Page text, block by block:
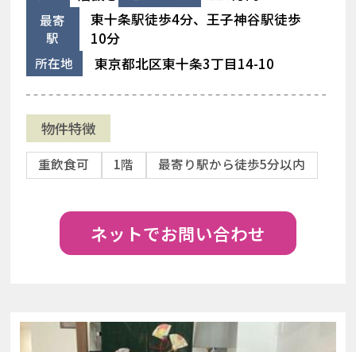
最寄
駅
東十条駅徒歩4分、王子神谷駅徒歩
10分
所在地 東京都北区東十条3丁目14-10
物件特徴
重飲食可 1階 最寄り駅から徒歩5分以内
ネットでお問い合わせ